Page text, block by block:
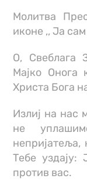
Молитва
иконе ,, Ја
О, Свеблага
Мајко Онога
Христа Бога
Излиј на нас
не
непријатеља,
Тебе
против вас.